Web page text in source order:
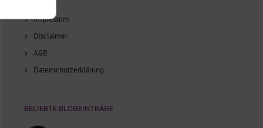
Anfahrt
Impressum
Disclaimer
AGB
Datenschutzerklärung
BELIEBTE BLOGEINTRÄGE